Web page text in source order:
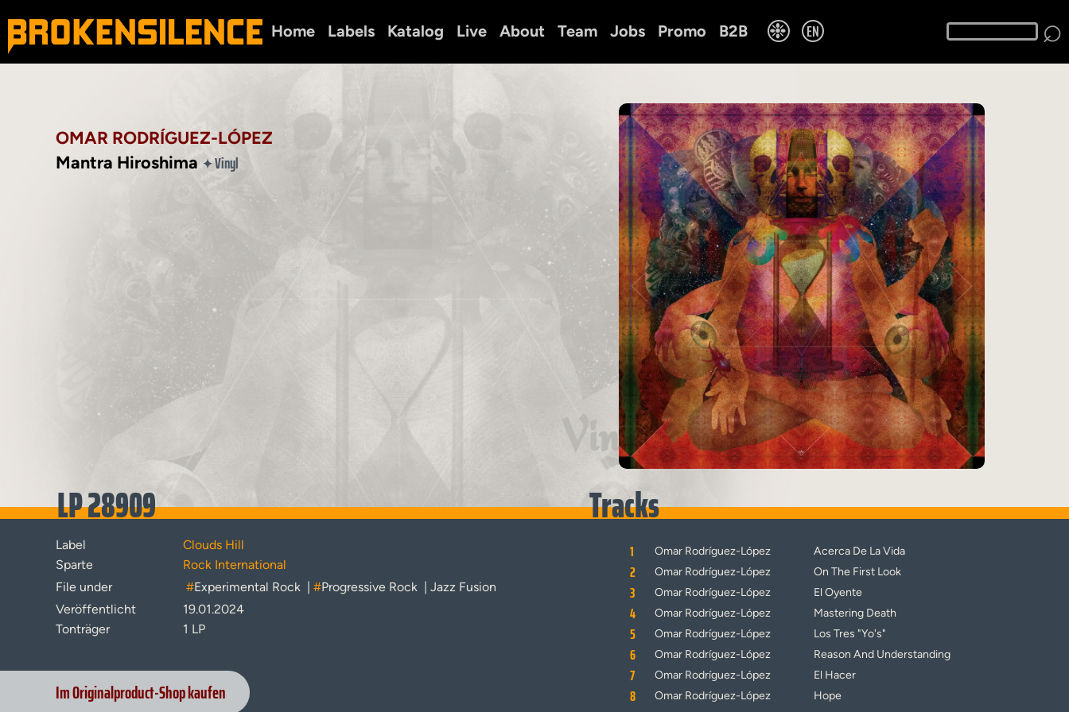
Vinyl
Home Labels Katalog Live About Team Jobs Promo B2B ❉ EN ⌕
OMAR RODRÍGUEZ-LÓPEZ
Mantra Hiroshima ✦Vinyl
LP 28909 Tracks
Label
Clouds Hill
Sparte
Rock International
File under
#Experimental Rock | #Progressive Rock | Jazz Fusion
Veröffentlicht
19.01.2024
Tonträger
1 LP
Im Originalproduct-Shop kaufen
1 Omar Rodríguez-López Acerca De La Vida
2 Omar Rodríguez-López On The First Look
3 Omar Rodríguez-López El Oyente
4 Omar Rodríguez-López Mastering Death
5 Omar Rodríguez-López Los Tres "Yo's"
6 Omar Rodríguez-López Reason And Understanding
7 Omar Rodríguez-López El Hacer
8 Omar Rodríguez-López Hope